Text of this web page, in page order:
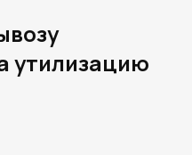
утилизацию